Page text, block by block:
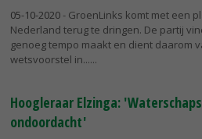
05-10-2020- GroenLinks komt met een
Nederland terug te dringen. De partij
genoeg tempo maakt en dient daarom
wetsvoorstel in...
Hoogleraar Elzinga:
ondoordacht'